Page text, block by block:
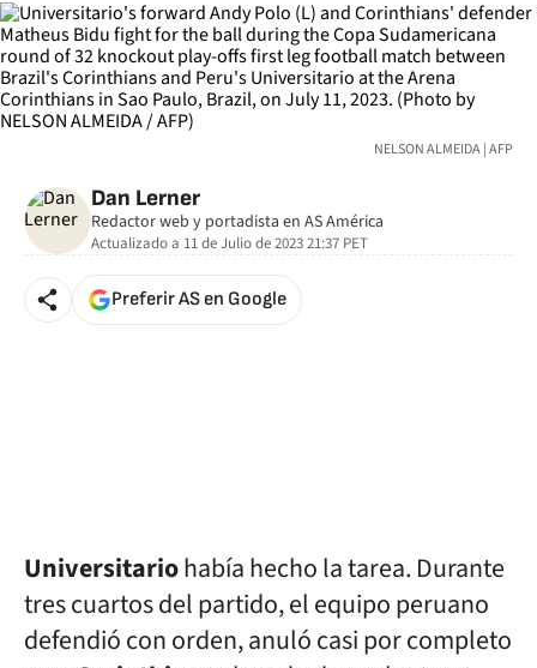
NELSON ALMEIDA | AFP
Dan Lerner
Redactor web y portadista en AS América
Actualizado a 11 de Julio de 2023 21:37 PET
Preferir AS en Google
Universitariohabía hecho la tarea. Durante
tres cuartos del partido, el equipo peruano
defendió con orden, anuló casi por completo